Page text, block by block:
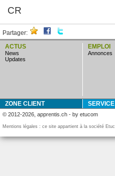
CR
Partager:
ACTUS
news
updates
EMPLOI
annonces
ZONE CLIENT
© 2012-2026, apprentis.ch - by etucom
Mentions légales : ce site appartient à la société